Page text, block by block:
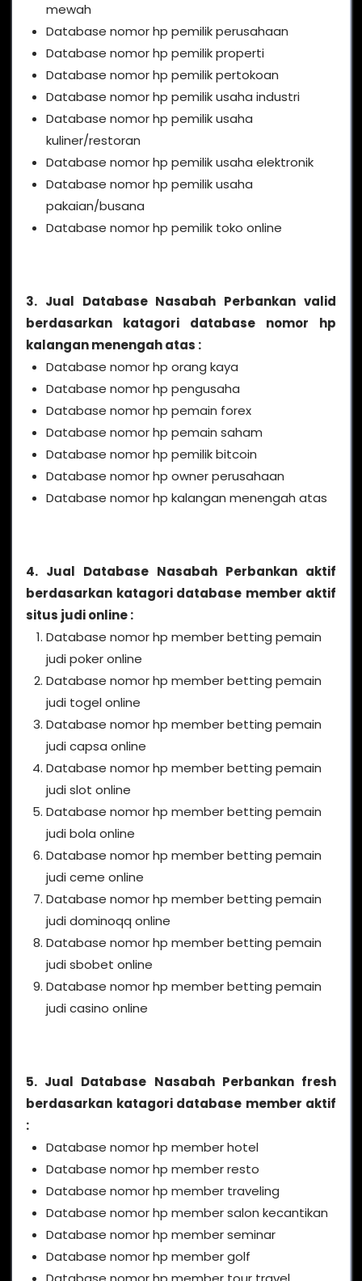
mewah
Database nomor hp pemilik perusahaan
Database nomor hp pemilik properti
Database nomor hp pemilik pertokoan
Database nomor hp pemilik usaha industri
Database nomor hp pemilik usaha
kuliner/restoran
Database nomor hp pemilik usaha elektronik
Database nomor hp pemilik usaha
pakaian/busana
Database nomor hp pemilik toko online
3. Jual Database Nasabah Perbankan valid
berdasarkan katagori database nomor hp
kalangan menengah atas :
Database nomor hp orang kaya
Database nomor hp pengusaha
Database nomor hp pemain forex
Database nomor hp pemain saham
Database nomor hp pemilik bitcoin
Database nomor hp owner perusahaan
Database nomor hp kalangan menengah atas
4. Jual Database Nasabah Perbankan aktif
berdasarkan katagori database member aktif
situs judi online :
Database nomor hp member betting pemain
judi poker online
Database nomor hp member betting pemain
judi togel online
Database nomor hp member betting pemain
judi capsa online
Database nomor hp member betting pemain
judi slot online
Database nomor hp member betting pemain
judi bola online
Database nomor hp member betting pemain
judi ceme online
Database nomor hp member betting pemain
judi dominoqq online
Database nomor hp member betting pemain
judi sbobet online
Database nomor hp member betting pemain
judi casino online
5. Jual Database Nasabah Perbankan fresh
berdasarkan katagori database member aktif
:
Database nomor hp member hotel
Database nomor hp member resto
Database nomor hp member traveling
Database nomor hp member salon kecantikan
Database nomor hp member seminar
Database nomor hp member golf